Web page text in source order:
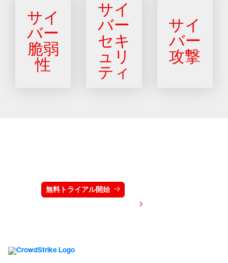
サイ
バー
脆弱
性
サイ
バー
セキ
ュリ
ティ
サイ
バー
攻撃
無料トライアル開始